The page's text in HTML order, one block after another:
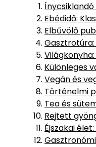
Ebédidő:
Elbűvölő
Különleges
Vegán és
Történelmi
Tea és
Rejtett
Éjszakai